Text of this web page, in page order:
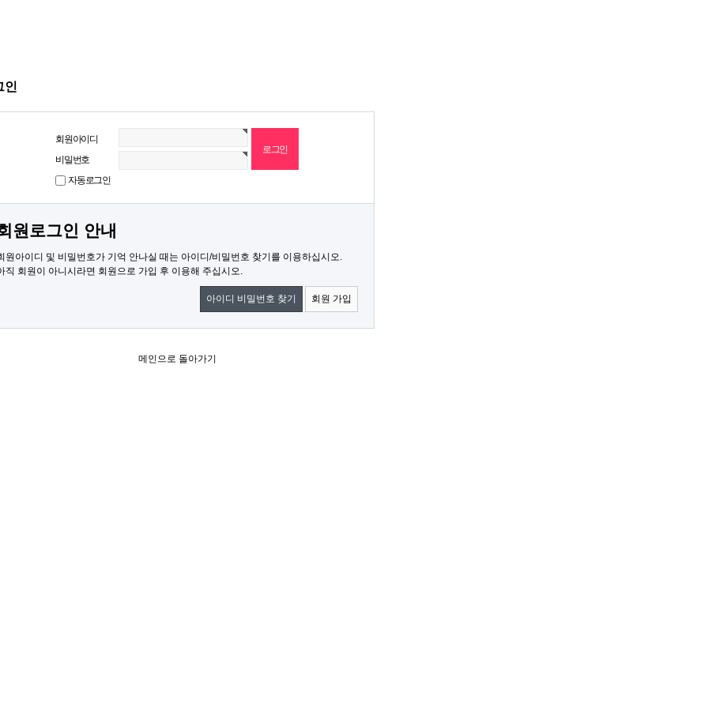
인
회원아이디
비밀번호
자동로그인
원로그인 안내
원아이디 및 비밀번호가 기억 안나실 때는 아이디/비밀번호 찾기를 이용하십시오.
직 회원이 아니시라면 회원으로 가입 후 이용해 주십시오.
아이디 비밀번호 찾기 회원 가입
메인으로 돌아가기